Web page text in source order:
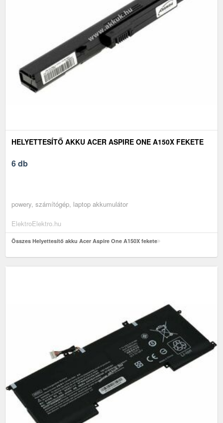
HELYETTESÍTŐ AKKU ACER ASPIRE ONE A150X FEKETE
6 db
powery, számítógép, laptop akkumulátor
ElektroElektro.hu
Összes Helyettesítő akku Acer Aspire One A150X fekete